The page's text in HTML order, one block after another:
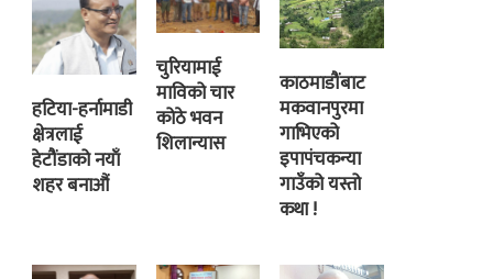
हटिया-हर्नामाडी
क्षेत्रलाई
हेटौंडाको नयाँ
शहर बनाऔं
चुरियामाई
माविको चार
कोठे भवन
शिलान्यास
काठमाडौंबाट
मकवानपुरमा
गाभिएको
इपापंचकन्या
गाउँको यस्तो
कथा !